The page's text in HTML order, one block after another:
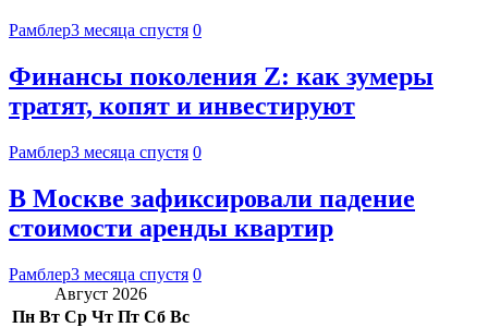
Рамблер3 месяца спустя 0
Финансы поколения Z: как зумеры
тратят, копят и инвестируют
Рамблер3 месяца спустя 0
В Москве зафиксировали падение
стоимости аренды квартир
Рамблер3 месяца спустя 0
Август 2026
Пн Вт Ср Чт Пт Сб Вс